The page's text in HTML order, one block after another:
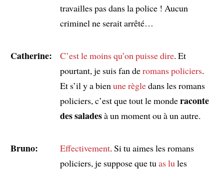
travailles pas dans la police ! Aucun
criminel ne serait arrêté…
Catherine: C’est le moins qu’on puisse dire. Et
pourtant, je suis fan deromans policiers.
Et s’il y a bien une règledans les romans
policiers, c’est que tout le monderaconte
des saladesà un moment ou à un autre.
Bruno: Effectivement. Si tu aimes les romans
policiers, je suppose que tu as lu les